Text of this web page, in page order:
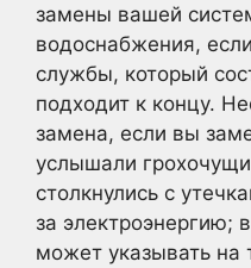
замены вашей
водоснабжения,
службы, который
подходит к концу.
замена, если вы
услышали
столкнулись с
за электроэнергию;
может указывать на